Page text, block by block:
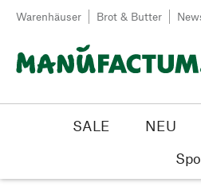
Zum Inhalt springen
Warenhäuser Brot & Butter
SALE NEU